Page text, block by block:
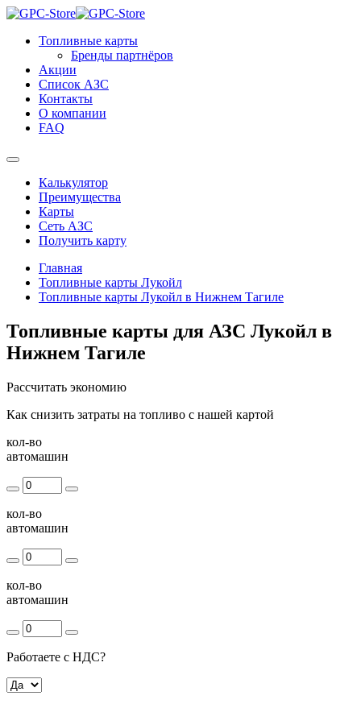
Топливные карты
Бренды партнёров
Акции
Список АЗС
Контакты
О компании
FAQ
Калькулятор
Преимущества
Карты
Сеть АЗС
Получить карту
Главная
Топливные карты Лукойл
Топливные карты Лукойл в Нижнем Тагиле
Топливные карты для АЗС Лукойл в
Нижнем Тагиле
Рассчитать экономию
Как снизить затраты на топливо с нашей картой
кол-во
автомашин
кол-во
автомашин
кол-во
автомашин
Работаете с НДС?